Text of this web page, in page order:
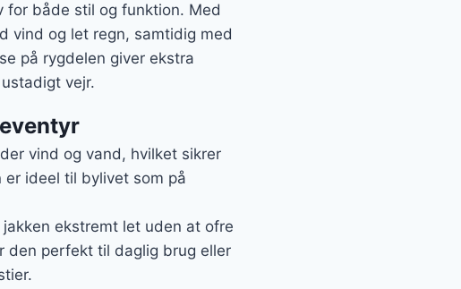
for både stil og funktion. Med
vind og let regn, samtidig med
på rygdelen giver ekstra
vejr.
vind og vand, hvilket sikrer
ideel til bylivet som på
ekstremt let uden at ofre
den perfekt til daglig brug eller